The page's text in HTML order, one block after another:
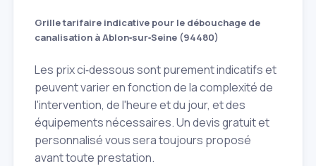
Grille tarifaire indicative pour le débouchage de
canalisation à Ablon‑sur‑Seine (94480)
Les prix ci‑dessous sont purement indicatifs et
peuvent varier en fonction de la complexité de
l'intervention, de l'heure et du jour, et des
équipements nécessaires. Un devis gratuit et
personnalisé vous sera toujours proposé
avant toute prestation.